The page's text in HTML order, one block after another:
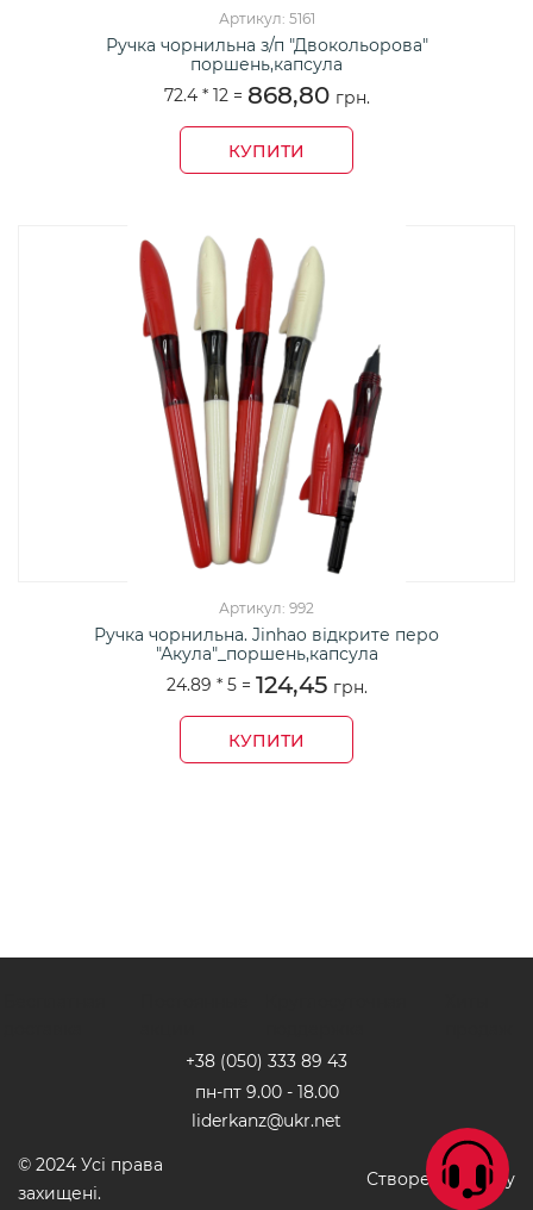
Артикул: 5161
Ручка чорнильна з/п "Двокольорова"
поршень,капсула
72.4 * 12= 868,80 грн.
КУПИТИ
Артикул: 992
Ручка чорнильна. Jinhao відкрите перо
"Акула"_поршень,капсула
24.89 * 5= 124,45 грн.
КУПИТИ
+38 (050) 333 89 43
пн-пт 9.00 - 18.00
liderkanz@ukr.net
© 2024 Усі права
захищені.
Створення сайту